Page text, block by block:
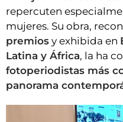
repercuten
mujeres. Su obra,
premios y exhibida en
Latina y África, la ha
fotoperiodistas más
panorama